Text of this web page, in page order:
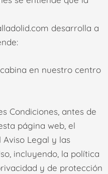
desarrolla a
en nuestro centro
Condiciones, antes de
página web, el
Legal y las
incluyendo, la política
y de protección